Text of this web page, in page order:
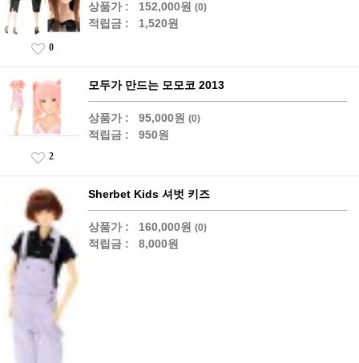
상품가 : 152,000원 (0)
적립금 : 1,520원
0
모두가 만드는 모모코 2013
상품가 : 95,000원 (0)
적립금 : 950원
2
Sherbet Kids 셔벗 키즈
상품가 : 160,000원 (0)
적립금 : 8,000원